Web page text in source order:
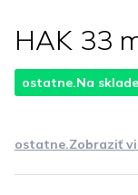
HAK 33
ostatne.Na sklade
ostatne.Zobraziť